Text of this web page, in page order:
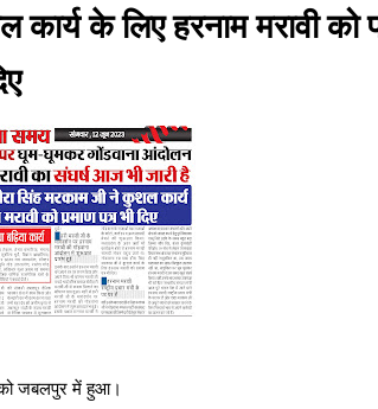
कार्य के लिए हरनाम मरावी को
को जबलपुर में हुआ।